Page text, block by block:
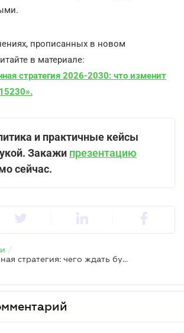
прописанных в новом
в материале:
стратегия 2026-2030: что изменит
и практичные кейсы
Закажи презентацию
сейчас.
/
Антикоррупционная стратегия: чего ждать бухгалтеру и бизнесу в 2026-2030 годах